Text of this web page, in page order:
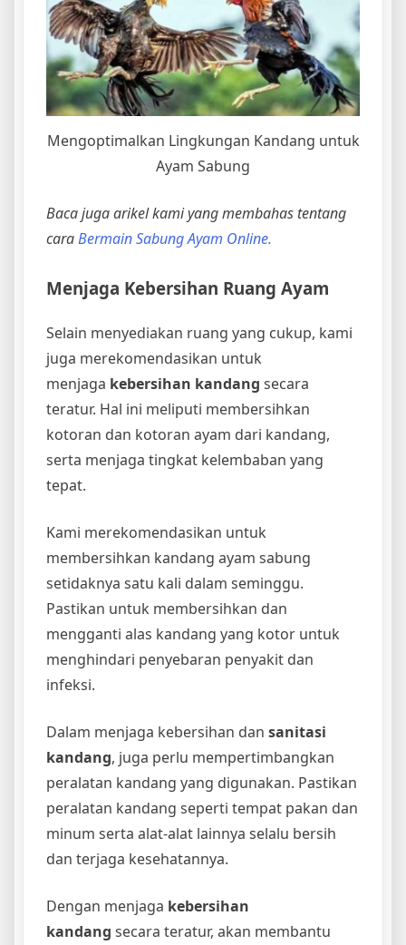
Mengoptimalkan Lingkungan Kandang untuk
Ayam Sabung
Baca juga arikel kami yang membahas tentang
caraBermain Sabung Ayam Online.
Menjaga Kebersihan Ruang Ayam
Selain menyediakan ruang yang cukup, kami
juga merekomendasikan untuk
menjaga kebersihan kandang secara
teratur. Hal ini meliputi membersihkan
kotoran dan kotoran ayam dari kandang,
serta menjaga tingkat kelembaban yang
tepat.
Kami merekomendasikan untuk
membersihkan kandang ayam sabung
setidaknya satu kali dalam seminggu.
Pastikan untuk membersihkan dan
mengganti alas kandang yang kotor untuk
menghindari penyebaran penyakit dan
infeksi.
Dalam menjaga kebersihan dan sanitasi
kandang, juga perlu mempertimbangkan
peralatan kandang yang digunakan. Pastikan
peralatan kandang seperti tempat pakan dan
minum serta alat-alat lainnya selalu bersih
dan terjaga kesehatannya.
Dengan menjaga kebersihan
kandang secara teratur, akan membantu